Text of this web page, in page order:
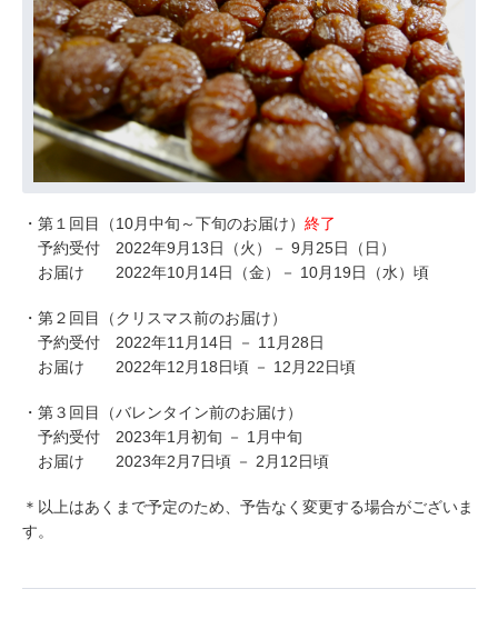
・第１回目（10月中旬～下旬のお届け） 終了
予約受付 2022年9月13日（火）－ 9月25日（日）
お届け 2022年10月14日（金）－ 10月19日（水）頃
・第２回目（クリスマス前のお届け）
予約受付 2022年11月14日 － 11月28日
お届け 2022年12月18日頃 － 12月22日頃
・第３回目（バレンタイン前のお届け）
予約受付 2023年1月初旬 － 1月中旬
お届け 2023年2月7日頃 － 2月12日頃
＊以上はあくまで予定のため、予告なく変更する場合がございま
す。